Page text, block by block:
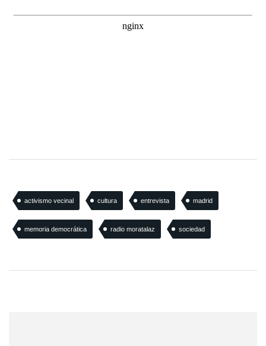
activismo vecinal cultura entrevista madrid
memoria democrática radio moratalaz sociedad